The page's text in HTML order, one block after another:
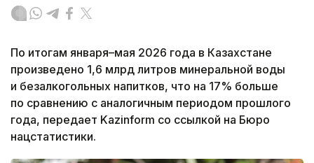
По итогам января–мая 2026 года в Казахстане
произведено 1,6 млрд литров минеральной воды
и безалкогольных напитков, что на 17% больше
по сравнению с аналогичным периодом прошлого
года, передает Kazinform со ссылкой на Бюро
нацстатистики.